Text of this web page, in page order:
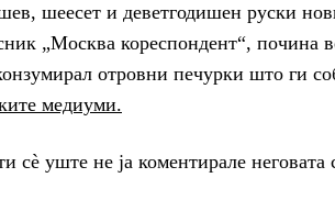
шеесет и деветгодишен руски
„Москва кореспондент“, почина
отровни печурки што ги
медиуми.
сè уште не ја коментирале неговата